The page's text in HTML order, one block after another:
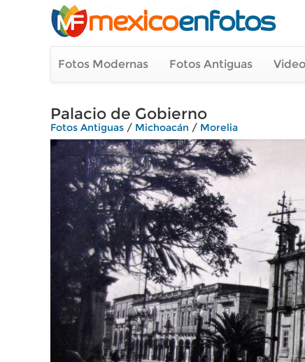
Fotos Modernas Fotos Antiguas
Palacio de Gobierno
Fotos Antiguas / Michoacán / Morelia